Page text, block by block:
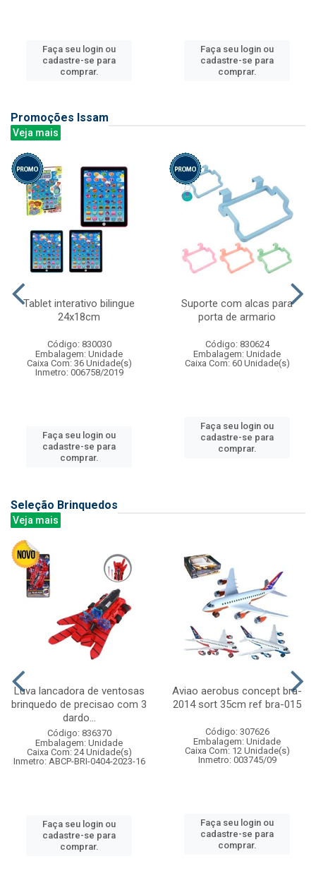
Faça seu login ou
cadastre-se para
comprar.
Faça seu login ou
cadastre-se para
comprar.
Promoções Issam
Veja mais
Tablet interativo bilingue
24x18cm
Código: 830030
Embalagem: Unidade
Caixa Com: 36 Unidade(s)
Inmetro: 006758/2019
Faça seu login ou
cadastre-se para
comprar.
Suporte com alcas para
porta de armario
Código: 830624
Embalagem: Unidade
Caixa Com: 60 Unidade(s)
Faça seu login ou
cadastre-se para
comprar.
Seleção Brinquedos
Veja mais
Luva lancadora de ventosas
brinquedo de precisao com 3
dardo...
Código: 836370
Embalagem: Unidade
Caixa Com: 24 Unidade(s)
Inmetro: ABCP-BRI-0404-2023-16
Faça seu login ou
cadastre-se para
comprar.
Aviao aerobus concept bra-
2014 sort 35cm ref bra-015
Código: 307626
Embalagem: Unidade
Caixa Com: 12 Unidade(s)
Inmetro: 003745/09
Faça seu login ou
cadastre-se para
comprar.